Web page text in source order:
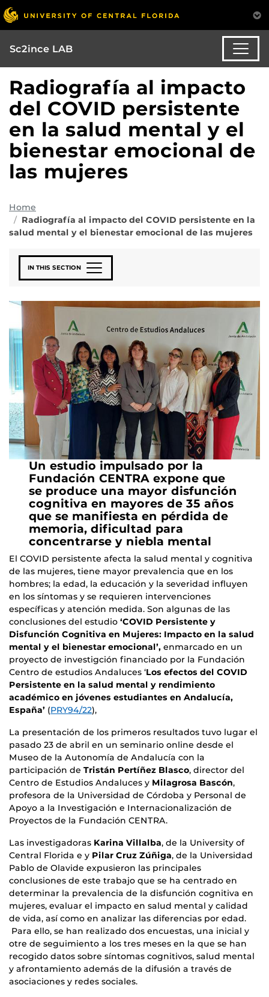
Sc2ince LAB
Radiografía al impacto
del COVID persistente
en la salud mental y el
bienestar emocional de
las mujeres
Home
Radiografía al impacto del COVID persistente en la
salud mental y el bienestar emocional de las mujeres
IN THIS SECTION
Un estudio impulsado por la
Fundación CENTRA expone que
se produce una mayor disfunción
cognitiva en mayores de 35 años
que se manifiesta en pérdida de
memoria, dificultad para
concentrarse y niebla mental
El COVID persistente afecta la salud mental y cognitiva
de las mujeres, tiene mayor prevalencia que en los
hombres; la edad, la educación y la severidad influyen
en los síntomas y se requieren intervenciones
específicas y atención medida. Son algunas de las
conclusiones del estudio ‘COVID Persistente y
Disfunción Cognitiva en Mujeres: Impacto en la salud
mental y el bienestar emocional’, enmarcado en un
proyecto de investigción financiado por la Fundación
Centro de estudios Andaluces ‘Los efectos del COVID
Persistente en la salud mental y rendimiento
académico en jóvenes estudiantes en Andalucía,
España’ (PRY94/22),
La presentación de los primeros resultados tuvo lugar el
pasado 23 de abril en un seminario online desde el
Museo de la Autonomía de Andalucía con la
participación de Tristán Pertíñez Blasco, director del
Centro de Estudios Andaluces y Milagrosa Bascón,
profesora de la Universidad de Córdoba y Personal de
Apoyo a la Investigación e Internacionalización de
Proyectos de la Fundación CENTRA.
Las investigadoras Karina Villalba, de la University of
Central Florida e y Pilar Cruz Zúñiga, de la Universidad
Pablo de Olavide expusieron las principales
conclusiones de este trabajo que se ha centrado en
determinar la prevalencia de la disfunción cognitiva en
mujeres, evaluar el impacto en salud mental y calidad
de vida, así como en analizar las diferencias por edad.
Para ello, se han realizado dos encuestas, una inicial y
otre de seguimiento a los tres meses en la que se han
recogido datos sobre síntomas cognitivos, salud mental
y afrontamiento además de la difusión a través de
asociaciones y redes sociales.